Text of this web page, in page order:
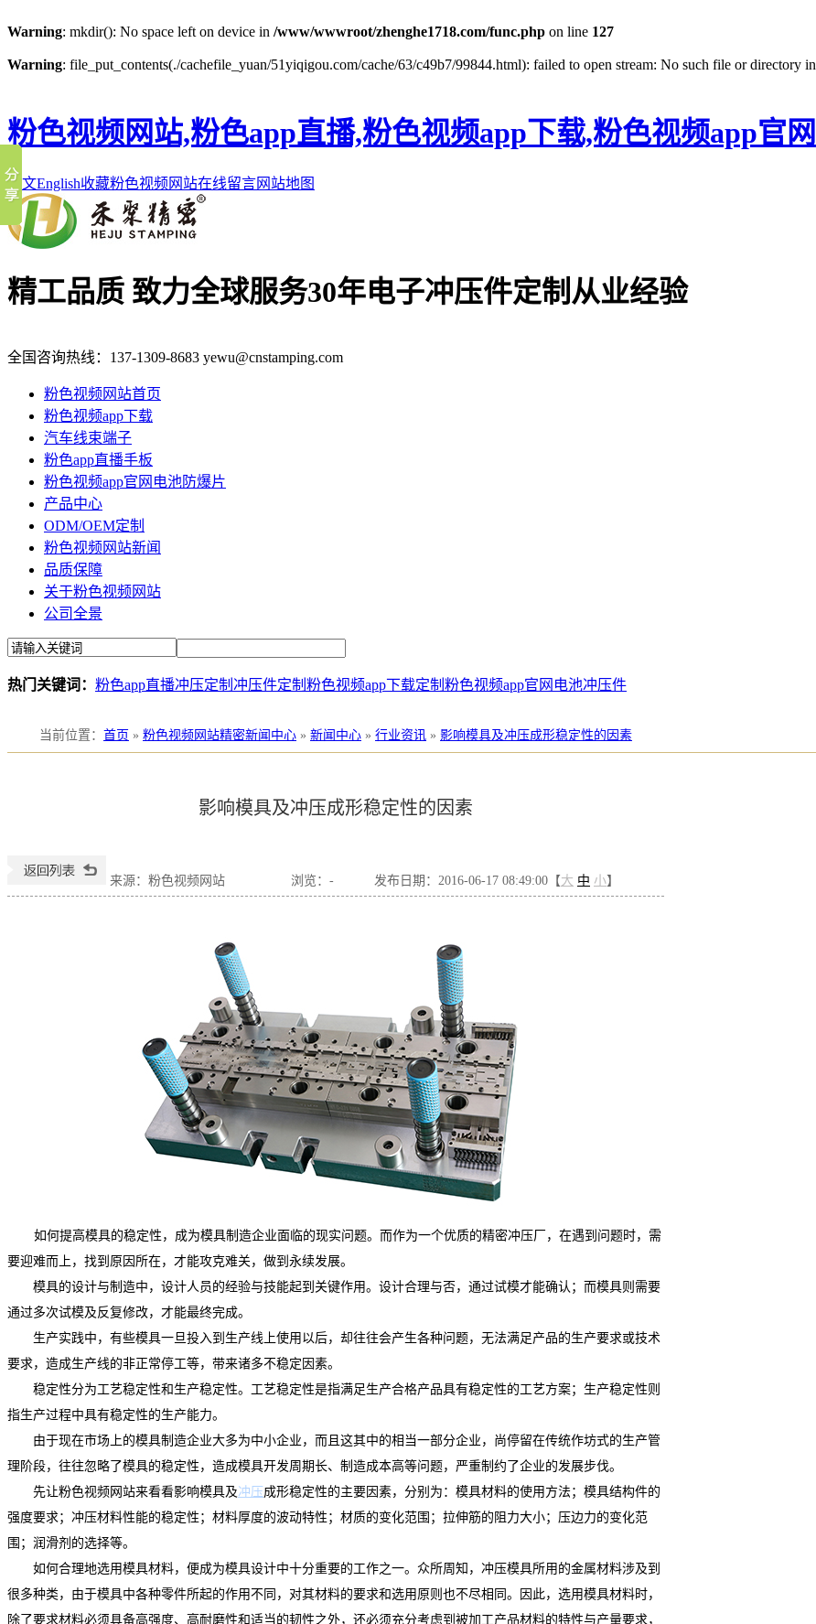
Warning: mkdir(): No space left on device in /www/wwwroot/zhenghe1718.com/func.php on line 127
Warning: file_put_contents(./cachefile_yuan/51yiqigou.com/cache/63/c49b7/99844.html): failed to open stream: No such file or directory in
粉色视频网站,粉色app直播,粉色视频app下载,粉色视频app官网
中文English收藏粉色视频网站在线留言网站地图
精工品质 致力全球服务30年电子冲压件定制从业经验
全国咨询热线： 137-1309-8683 yewu@cnstamping.com
粉色视频网站首页
粉色视频app下载
汽车线束端子
粉色app直播手板
粉色视频app官网电池防爆片
产品中心
ODM/OEM定制
粉色视频网站新闻
品质保障
关于粉色视频网站
公司全景
热门关键词： 粉色app直播冲压定制 冲压件定制 粉色视频app下载定制 粉色视频app官网电池冲压件
当前位置 ： 首页 » 粉色视频网站精密新闻中心 » 新闻中心 » 行业资讯 » 影响模具及冲压成形稳定性的因素
影响模具及冲压成形稳定性的因素
来源：粉色视频网站 浏览： - 发布日期：2016-06-17 08:49:00【大 中 小】
如何提高模具的稳定性，成为模具制造企业面临的现实问题。而作为一个优质的精密冲压厂，在遇到问题时，需
要迎难而上，找到原因所在，才能攻克难关，做到永续发展。
模具的设计与制造中，设计人员的经验与技能起到关键作用。设计合理与否，通过试模才能确认；而模具则需要
通过多次试模及反复修改，才能最终完成。
生产实践中，有些模具一旦投入到生产线上使用以后，却往往会产生各种问题，无法满足产品的生产要求或技术
要求，造成生产线的非正常停工等，带来诸多不稳定因素。
稳定性分为工艺稳定性和生产稳定性。工艺稳定性是指满足生产合格产品具有稳定性的工艺方案；生产稳定性则
指生产过程中具有稳定性的生产能力。
由于现在市场上的模具制造企业大多为中小企业，而且这其中的相当一部分企业，尚停留在传统作坊式的生产管
理阶段，往往忽略了模具的稳定性，造成模具开发周期长、制造成本高等问题，严重制约了企业的发展步伐。
先让粉色视频网站来看看影响模具及冲压成形稳定性的主要因素，分别为：模具材料的使用方法；模具结构件的
强度要求；冲压材料性能的稳定性；材料厚度的波动特性；材质的变化范围；拉伸筋的阻力大小；压边力的变化范
围；润滑剂的选择等。
如何合理地选用模具材料，便成为模具设计中十分重要的工作之一。众所周知，冲压模具所用的金属材料涉及到
很多种类，由于模具中各种零件所起的作用不同，对其材料的要求和选用原则也不尽相同。因此，选用模具材料时，
除了要求材料必须具备高强度、高耐磨性和适当的韧性之外，还必须充分考虑到被加工产品材料的特性与产量要求，